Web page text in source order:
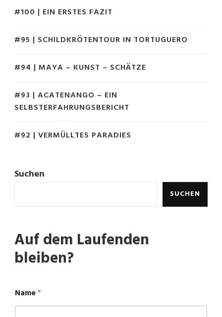
#100 | EIN ERSTES FAZIT
#95 | SCHILDKRÖTENTOUR IN TORTUGUERO
#94 | MAYA – KUNST – SCHÄTZE
#93 | ACATENANGO – EIN
SELBSTERFAHRUNGSBERICHT
#92 | VERMÜLLTES PARADIES
Suchen
SUCHEN
Auf dem Laufenden
bleiben?
Name*